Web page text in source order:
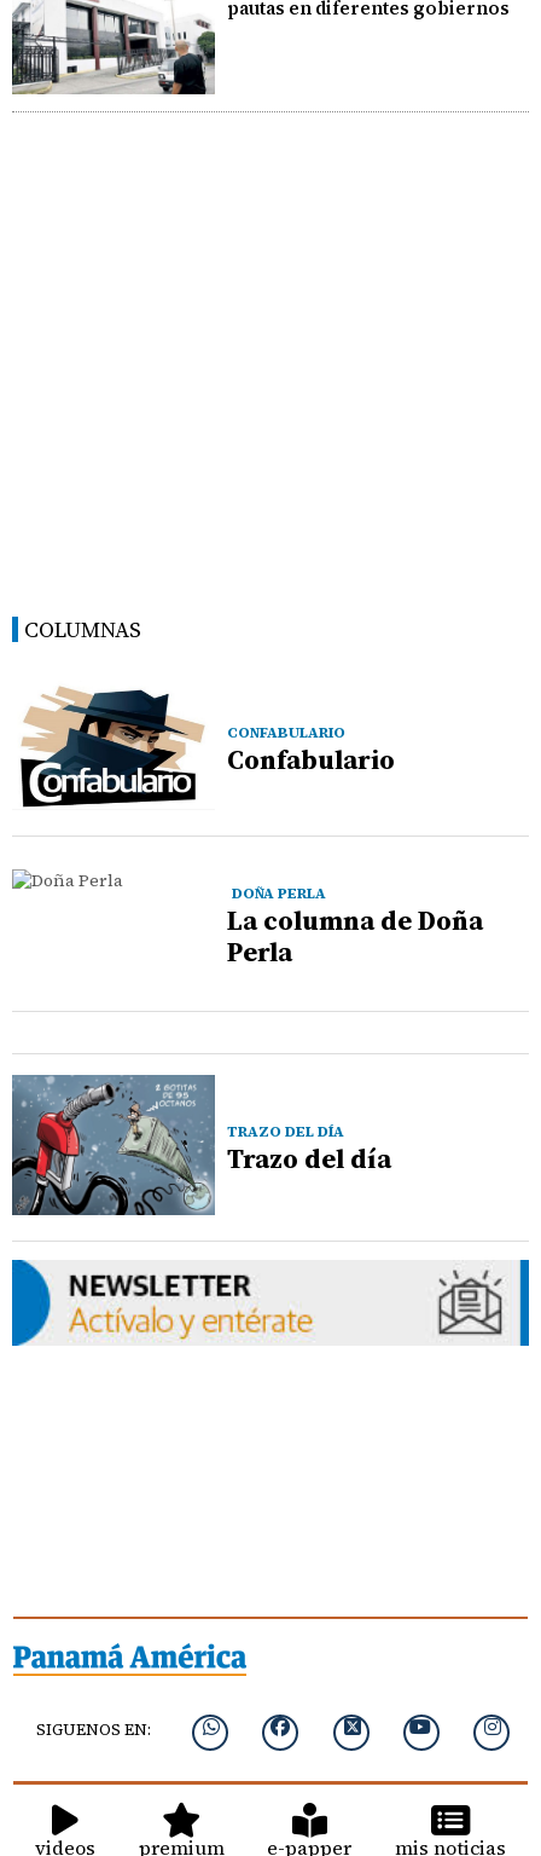
pautas en diferentes gobiernos
COLUMNAS
CONFABULARIO
Confabulario
DOÑA PERLA
La columna de Doña
Perla
TRAZO DEL DÍA
Trazo del día
SIGUENOS EN:
videos premium e-papper mis noticias